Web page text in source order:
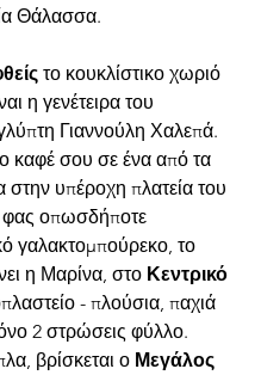
Θάλασσα.
το κουκλίστικο χωριό
η γενέτειρα του
Γιαννούλη Χαλεπά.
καφέ σου σε ένα από τα
στην υπέροχη πλατεία του
οπωσδήποτε
γαλακτομπούρεκο, το
η Μαρίνα, στο Κεντρικό
- πλούσια, παχιά
2 στρώσεις φύλλο.
βρίσκεται ο Μεγάλος